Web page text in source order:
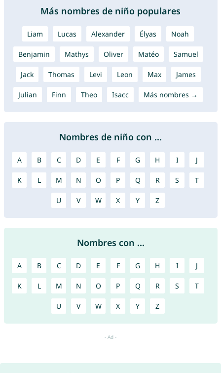
Más nombres de niño populares
Liam Lucas Alexander Élyas Noah
Benjamin Mathys Oliver Matéo Samuel
Jack Thomas Levi Leon Max James
Julian Finn Theo Isacc Más nombres →
Nombres de niño con ...
A B C D E F G H I J
K L M N O P Q R S T
U V W X Y Z
Nombres con ...
A B C D E F G H I J
K L M N O P Q R S T
U V W X Y Z